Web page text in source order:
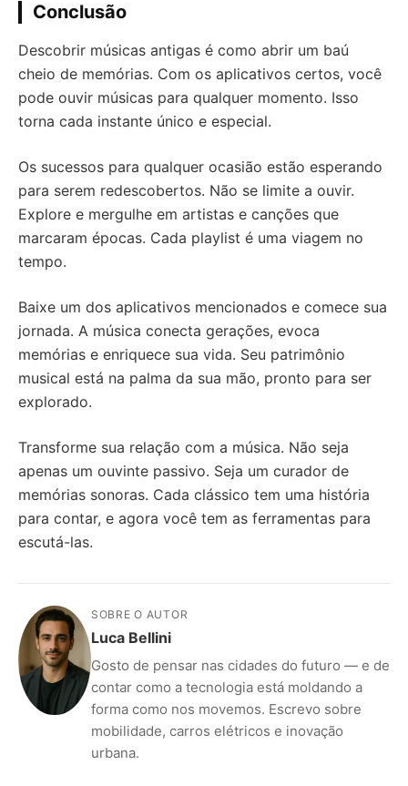
Conclusão
Descobrir músicas antigas é como abrir um baú
cheio de memórias. Com os aplicativos certos, você
pode ouvir músicas para qualquer momento. Isso
torna cada instante único e especial.
Os sucessos para qualquer ocasião estão esperando
para serem redescobertos. Não se limite a ouvir.
Explore e mergulhe em artistas e canções que
marcaram épocas. Cada playlist é uma viagem no
tempo.
Baixe um dos aplicativos mencionados e comece sua
jornada. A música conecta gerações, evoca
memórias e enriquece sua vida. Seu patrimônio
musical está na palma da sua mão, pronto para ser
explorado.
Transforme sua relação com a música. Não seja
apenas um ouvinte passivo. Seja um curador de
memórias sonoras. Cada clássico tem uma história
para contar, e agora você tem as ferramentas para
escutá-las.
SOBRE O AUTOR
Luca Bellini
Gosto de pensar nas cidades do futuro — e de
contar como a tecnologia está moldando a
forma como nos movemos. Escrevo sobre
mobilidade, carros elétricos e inovação
urbana.